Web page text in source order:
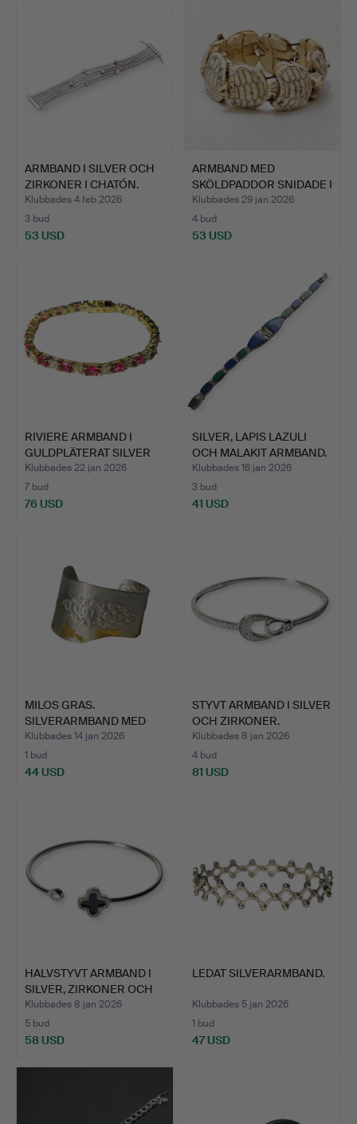
ARMBAND I SILVER OCH
ZIRKONER I CHATÓN.
Klubbades 4 feb 2026
3 bud
53 USD
ARMBAND MED
SKÖLDPADDOR SNIDADE I
BEN.
Klubbades 29 jan 2026
4 bud
53 USD
RIVIERE ARMBAND I
GULDPLÄTERAT SILVER
MED …
Klubbades 22 jan 2026
7 bud
76 USD
SILVER, LAPIS LAZULI
OCH MALAKIT ARMBAND.
Klubbades 16 jan 2026
3 bud
41 USD
MILOS GRAS.
SILVERARMBAND MED
BLADGULD, SI…
Klubbades 14 jan 2026
1 bud
44 USD
STYVT ARMBAND I SILVER
OCH ZIRKONER.
Klubbades 8 jan 2026
4 bud
81 USD
HALVSTYVT ARMBAND I
SILVER, ZIRKONER OCH
E…
Klubbades 8 jan 2026
5 bud
58 USD
LEDAT SILVERARMBAND.
Klubbades 5 jan 2026
1 bud
47 USD